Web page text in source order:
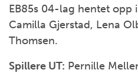
EB85s 04-lag hentet opp
Camilla Gjerstad, Lena
Thomsen.
Spillere UT: Pernille